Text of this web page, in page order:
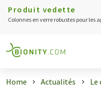
Produit vedette
Colonnes en verre robustes pour les
Home Actualités Le